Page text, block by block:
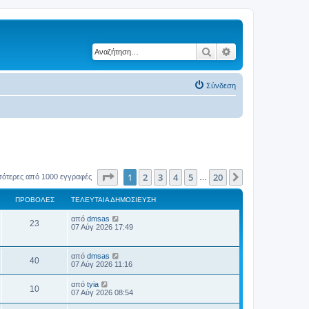
Αναζήτηση
Σύνδεση
από 1000 εγγραφές Σελίδα1 από 20
1 2 3 4 5 20
ΠΡΟΒΟΛΈΣ ΤΕΛΕΥΤΑΊΑ ΔΗΜΟΣΊΕΥΣΗ
23
ο
β
Τ
ε
τ
α
ί
α
δ
από dmsas
07 Αύγ 2026 17:49
40Π
ρ
Τ
ε
υ
τ
α
από dmsas
07 Αύγ 2026 11:16
10Π
ρ
Τ
ε
από tyia
07 Αύγ 2026 08:54